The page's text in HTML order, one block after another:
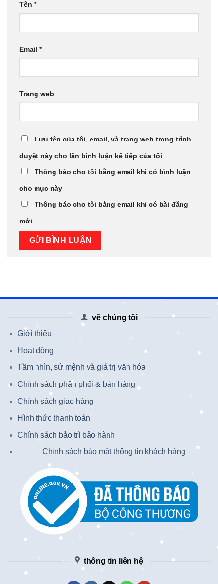
Tên *
Email *
Trang web
Lưu tên của tôi, email, và trang web trong trình
duyệt này cho lần bình luận kế tiếp của tôi.
Thông báo cho tôi bằng email khi có bình luận
cho mục này
Thông báo cho tôi bằng email khi có bài đăng
mới
về chúng tôi
Giới thiệu
Hoạt động
Tầm nhìn, sứ mệnh và giá trị văn hóa
Chính sách phân phối & bán hàng
Chính sách giao hàng
Hình thức thanh toán
Chính sách bảo trì bảo hành
Chính sách bảo mật thông tin khách hàng
thông tin liên hệ